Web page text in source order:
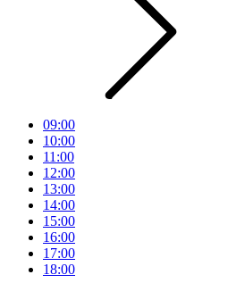
09:00
10:00
11:00
12:00
13:00
14:00
15:00
16:00
17:00
18:00